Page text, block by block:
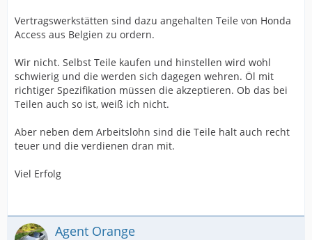
Vertragswerkstätten sind dazu angehalten Teile von Honda
Access aus Belgien zu ordern.
Wir nicht. Selbst Teile kaufen und hinstellen wird wohl
schwierig und die werden sich dagegen wehren. Öl mit
richtiger Spezifikation müssen die akzeptieren. Ob das bei
Teilen auch so ist, weiß ich nicht.
Aber neben dem Arbeitslohn sind die Teile halt auch recht
teuer und die verdienen dran mit.
Viel Erfolg
Agent Orange